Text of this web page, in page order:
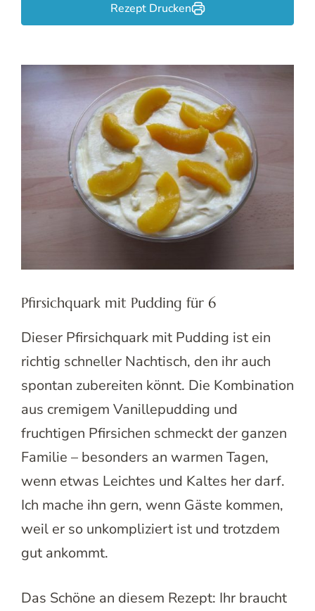
Rezept Drucken
Pfirsichquark mit Pudding für 6
Dieser Pfirsichquark mit Pudding ist ein
richtig schneller Nachtisch, den ihr auch
spontan zubereiten könnt. Die Kombination
aus cremigem Vanillepudding und
fruchtigen Pfirsichen schmeckt der ganzen
Familie – besonders an warmen Tagen,
wenn etwas Leichtes und Kaltes her darf.
Ich mache ihn gern, wenn Gäste kommen,
weil er so unkompliziert ist und trotzdem
gut ankommt.
Das Schöne an diesem Rezept: Ihr braucht